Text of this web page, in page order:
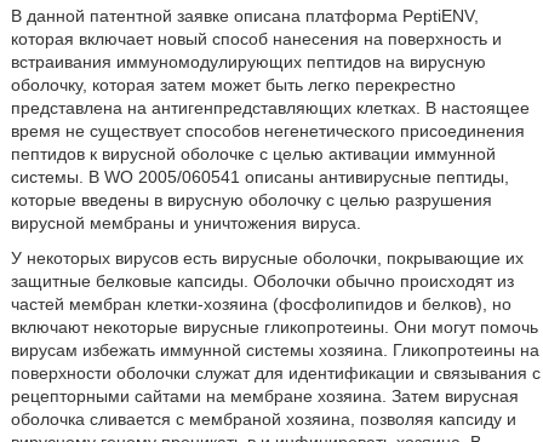
В данной патентной заявке описана платформа PeptiENV,
которая включает новый способ нанесения на поверхность и
встраивания иммуномодулирующих пептидов на вирусную
оболочку, которая затем может быть легко перекрестно
представлена на антигенпредставляющих клетках. В настоящее
время не существует способов негенетического присоединения
пептидов к вирусной оболочке с целью активации иммунной
системы. В WO 2005/060541 описаны антивирусные пептиды,
которые введены в вирусную оболочку с целью разрушения
вирусной мембраны и уничтожения вируса.
У некоторых вирусов есть вирусные оболочки, покрывающие их
защитные белковые капсиды. Оболочки обычно происходят из
частей мембран клетки-хозяина (фосфолипидов и белков), но
включают некоторые вирусные гликопротеины. Они могут помочь
вирусам избежать иммунной системы хозяина. Гликопротеины на
поверхности оболочки служат для идентификации и связывания с
рецепторными сайтами на мембране хозяина. Затем вирусная
оболочка сливается с мембраной хозяина, позволяя капсиду и